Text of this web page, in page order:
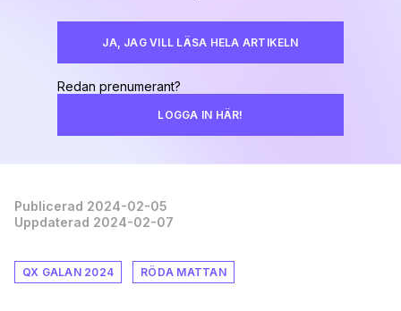
JA, JAG VILL LÄSA HELA ARTIKELN
Redan prenumerant?
LOGGA IN HÄR!
Publicerad 2024-02-05
Uppdaterad 2024-02-07
QX GALAN 2024 RÖDA MATTAN